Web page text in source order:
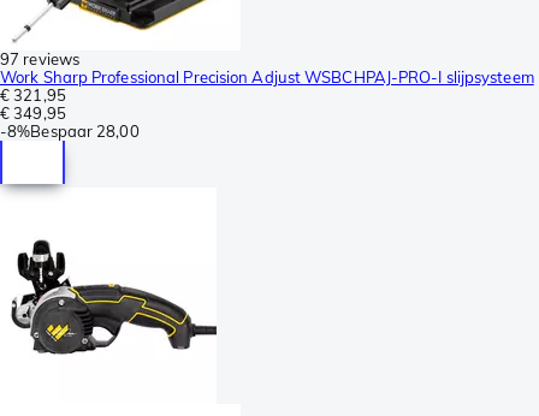
97 reviews
Work Sharp Professional Precision Adjust WSBCHPAJ-PRO-I slijpsysteem
€ 321,95
€ 349,95
-8%Bespaar 28,00